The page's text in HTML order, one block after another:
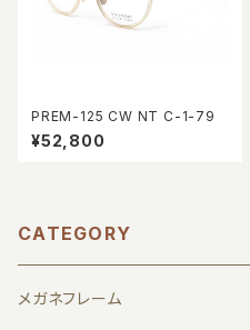
PREM-125 CW NT C-1-79
¥52,800
CATEGORY
メガネフレーム